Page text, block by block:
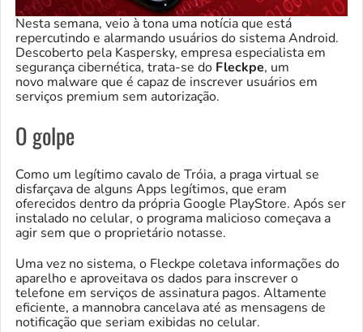
Nesta semana, veio à tona uma notícia que está
repercutindo e alarmando usuários do sistema Android.
Descoberto pela Kaspersky, empresa especialista em
segurança cibernética, trata-se do Fleckpe, um
novo malware que é capaz de inscrever usuários em
serviços premium sem autorização.
O golpe
Como um legítimo cavalo de Tróia, a praga virtual se
disfarçava de alguns Apps legítimos, que eram
oferecidos dentro da própria Google PlayStore. Após ser
instalado no celular, o programa malicioso começava a
agir sem que o proprietário notasse.
Uma vez no sistema, o Fleckpe coletava informações do
aparelho e aproveitava os dados para inscrever o
telefone em serviços de assinatura pagos. Altamente
eficiente, a mannobra cancelava até as mensagens de
notificação que seriam exibidas no celular.